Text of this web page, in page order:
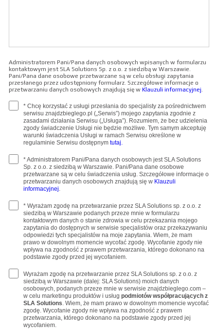
Administratorem Pani/Pana danych osobowych wpisanych w formularzu
kontaktowym jest SLA Solutions Sp. z o.o. z siedzibą w Warszawie.
Pani/Pana dane osobowe przetwarzane są w celu obsługi zapytania
przesłanego przez udostępniony formularz. Szczegółowe informacje o
przetwarzaniu danych osobowych znajdują się w Klauzuli informacyjnej.
* Chcę korzystać z usługi przesłania do specjalisty za pośrednictwem
serwisu znajdzbieglego.pl („Serwis”) mojego zapytania zgodnie z
zasadami działania Serwisu („Usługa”). Rozumiem, że bez udzielenia
zgody świadczenie Usługi nie będzie możliwe. Tym samym akceptuję
warunki świadczenia Usługi w ramach Serwisu określone w
regulaminie Serwisu dostępnym tutaj.
* Administratorem Pani/Pana danych osobowych jest SLA Solutions
Sp. z o.o. z siedzibą w Warszawie. Pani/Pana dane osobowe
przetwarzane są w celu świadczenia usług. Szczegółowe informacje o
przetwarzaniu danych osobowych znajdują się w Klauzuli
informacyjnej.
* Wyrażam zgodę na przetwarzanie przez SLA Solutions sp. z o.o. z
siedzibą w Warszawie podanych przeze mnie w formularzu
kontaktowym danych o stanie zdrowia w celu przekazania mojego
zapytania do dostępnych w serwisie specjalistów oraz przekazywaniu
odpowiedzi tych specjalistów na moje zapytania. Wiem, że mam
prawo w dowolnym momencie wycofać zgodę. Wycofanie zgody nie
wpływa na zgodność z prawem przetwarzania, którego dokonano na
podstawie zgody przed jej wycofaniem.
Wyrażam zgodę na przetwarzanie przez SLA Solutions sp. z o.o. z
siedzibą w Warszawie (dalej: SLA Solutions) moich danych
osobowych, podanych przeze mnie w serwisie znajdzbieglego.com –
w celu marketingu produktów i usług podmiotów współpracujących z
SLA Solutions. Wiem, że mam prawo w dowolnym momencie wycofać
zgodę. Wycofanie zgody nie wpływa na zgodność z prawem
przetwarzania, którego dokonano na podstawie zgody przed jej
wycofaniem.